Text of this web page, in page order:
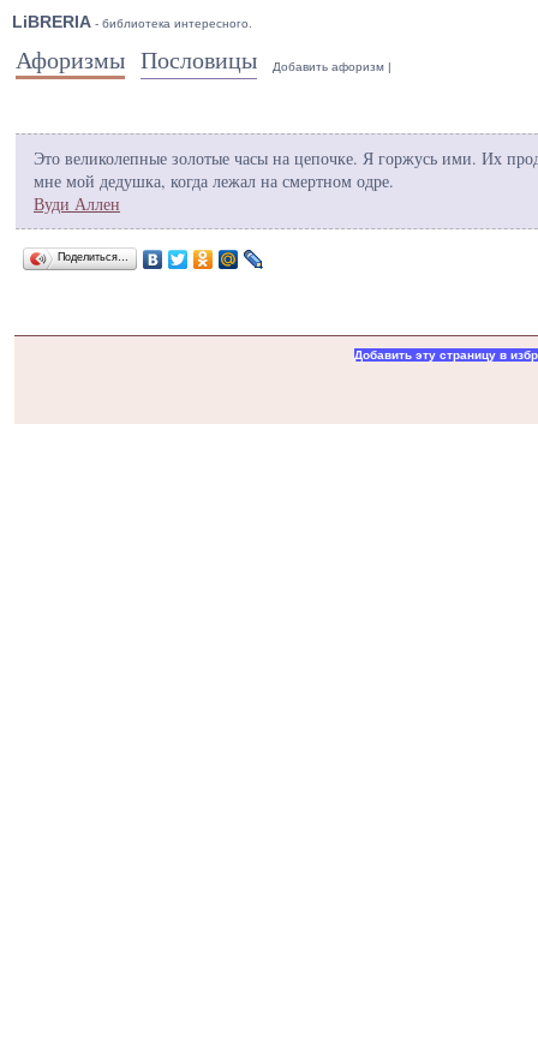
LiBRERIA - библиотека интересного.
Афоризмы Пословицы Добавить афоризм |
Это великолепные золотые часы на цепочке. Я горжусь ими. Их
мне мой дедушка, когда лежал на смертном одре.
Вуди Аллен
Поделиться…
Добавить эту страницу в